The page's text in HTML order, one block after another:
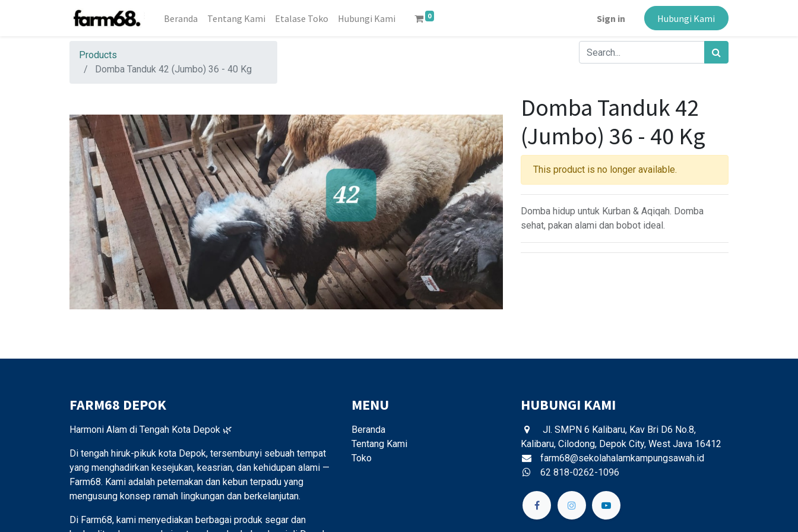
Beranda Tentang Kami Etalase Toko Hubungi Kami 0 Sign in Hubungi Kami
Products
Domba Tanduk 42 (Jumbo) 36 - 40 Kg
Domba Tanduk 42
(Jumbo) 36 - 40 Kg
This product is no longer available.
Domba hidup untuk Kurban & Aqiqah. Domba
sehat, pakan alami dan bobot ideal.
×
A Time For Qurban
Gratis biaya pengiriman untuk daerah
FARM68 DEPOK
Harmoni Alam di Tengah Kota Depok 🌿
Di tengah hiruk-pikuk kota Depok, tersembunyi sebuah tempat
yang menghadirkan kesejukan, keasrian, dan kehidupan alami —
Farm68. Kami adalah peternakan dan kebun terpadu yang
mengusung konsep ramah lingkungan dan berkelanjutan.
Di Farm68, kami menyediakan berbagai produk segar dan
MENU
Beranda
Tentang Kami
Toko
HUBUNGI KAMI
Jl. SMPN 6 Kalibaru, Kav Bri D6 No.8,
Kalibaru, Cilodong, Depok City, West Java 16412
farm68@sekolahalamkampungsawah.id
62 818-0262-1096